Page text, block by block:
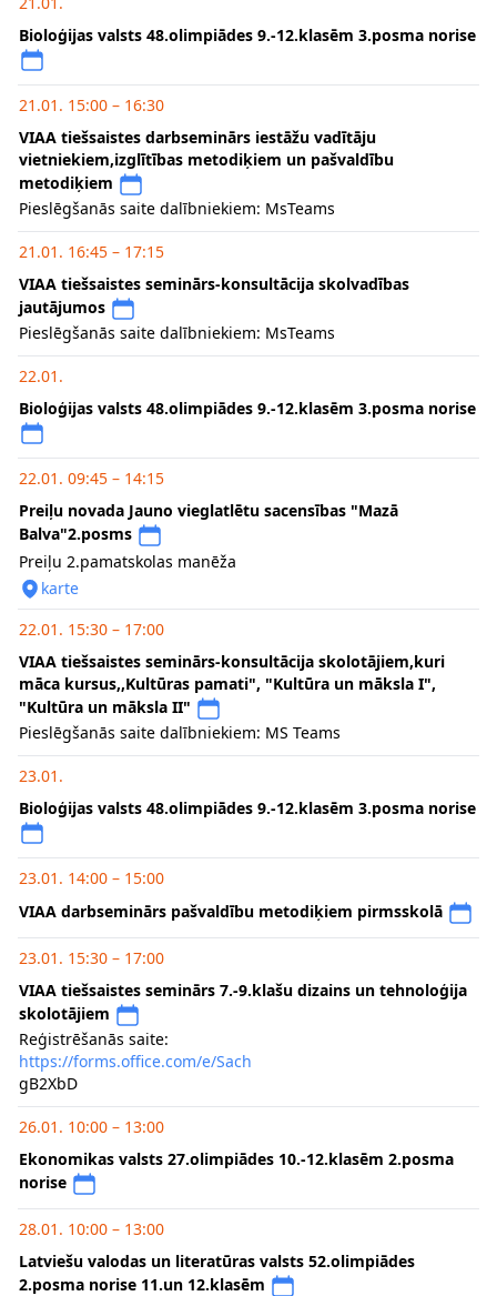
Bioloģijas valsts 48.olimpiādes 9.-12.klasēm 3.posma norise
21.01. 15:00 – 16:30
VIAA tiešsaistes darbseminārs iestāžu vadītāju
vietniekiem,izglītības metodiķiem un pašvaldību
metodiķiem
Pieslēgšanās saite dalībniekiem: MsTeams
21.01. 16:45 – 17:15
VIAA tiešsaistes seminārs-konsultācija skolvadības
jautājumos
Pieslēgšanās saite dalībniekiem: MsTeams
22.01.
Bioloģijas valsts 48.olimpiādes 9.-12.klasēm 3.posma norise
22.01. 09:45 – 14:15
Preiļu novada Jauno vieglatlētu sacensības "Mazā
Balva"2.posms
Preiļu 2.pamatskolas manēža
karte
22.01. 15:30 – 17:00
VIAA tiešsaistes seminārs-konsultācija skolotājiem,kuri
māca kursus,,Kultūras pamati", "Kultūra un māksla I",
"Kultūra un māksla II"
Pieslēgšanās saite dalībniekiem: MS Teams
23.01.
Bioloģijas valsts 48.olimpiādes 9.-12.klasēm 3.posma norise
23.01. 14:00 – 15:00
VIAA darbseminārs pašvaldību metodiķiem pirmsskolā
23.01. 15:30 – 17:00
VIAA tiešsaistes seminārs 7.-9.klašu dizains un tehnoloģija
skolotājiem
Reģistrēšanās saite:
https://forms.office.com/e/Sach
gB2XbD
26.01. 10:00 – 13:00
Ekonomikas valsts 27.olimpiādes 10.-12.klasēm 2.posma
norise
28.01. 10:00 – 13:00
Latviešu valodas un literatūras valsts 52.olimpiādes
2.posma norise 11.un 12.klasēm